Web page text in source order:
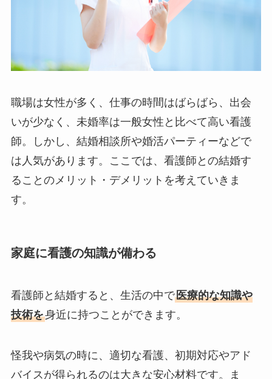
職場は女性が多く、仕事の時間はばらばら、出会
いが少なく、未婚率は一般女性と比べて高い看護
師。しかし、結婚相談所や婚活パーティーなどで
は人気があります。ここでは、看護師との結婚す
ることのメリット・デメリットを考えていきま
す。
家庭に看護の知識が備わる
看護師と結婚すると、生活の中で医療的な知識や
技術を身近に持つことができます。
怪我や病気の時に、適切な看護、初期対応やアド
バイスが得られるのは大きな安心材料です。ま